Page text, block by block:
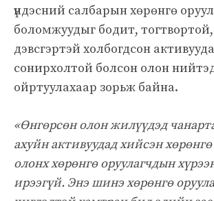
үндэсний салбарын хөрөнгө
боломжуудыг бодит,
дэвсгэртэй холбогдсон
сонирхолтой болсон олон
ойртуулахаар зорьж байна.
«Өнгөрсөн олон жилүүдэд
ахуйн активуудад хийсэн
олонх хөрөнгө оруулагчдын
ирээгүй. Энэ шинэ хөрөнгө